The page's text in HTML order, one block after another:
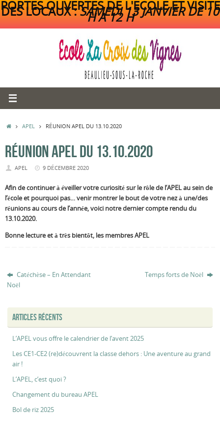
PORTES OUVERTES DE L'ECOLE ET VISITE
DES LOCAUX :SAMEDI 13 JANVIER DE 10
H A 12 H
ACCUEIL
APEL RÉUNION APEL DU 13.10.2020
RÉUNION APEL DU 13.10.2020
APEL 9 DÉCEMBRE 2020
Afin de continuer à éveiller votre curiosité sur le rôle de l’APEL au sein de
l’école et pourquoi pas… venir montrer le bout de votre nez à une/des
réunions au cours de l’année, voici notre dernier compte rendu du
13.10.2020.
Bonne lecture et à très bientôt, les membres APEL
Catéchèse – En Attendant
Noël
Temps forts de Noël
ARTICLES RÉCENTS
L’APEL vous offre le calendrier de l’avent 2025
Les CE1-CE2 (re)découvrent la classe dehors : Une aventure au grand
air !
L’APEL, c’est quoi ?
Changement du bureau APEL
Bol de riz 2025